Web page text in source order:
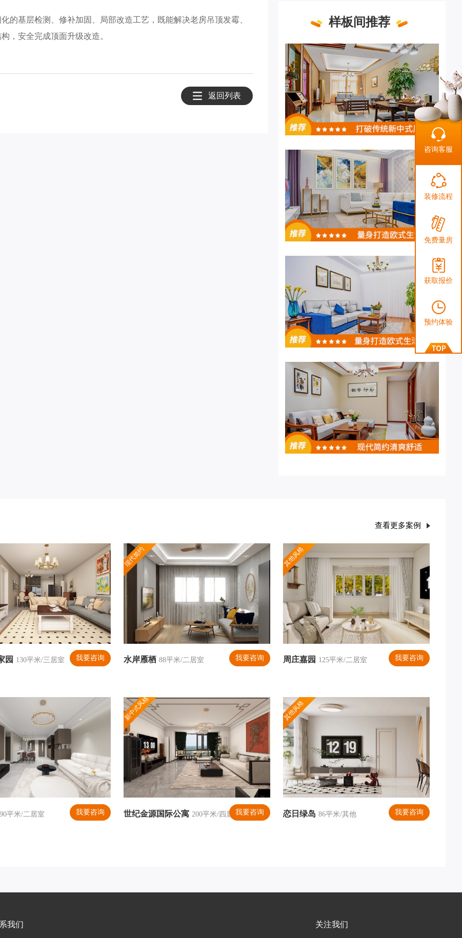
的基层检测、修补加固、局部改造工艺，既能解决老房吊顶发霉、
，安全完成顶面升级改造。
返回列表
样板间推荐
查看更多案例
园 130平米/三居室 我要咨询
现代简约
水岸雁栖 88平米/二居室 我要咨询
其他风格
周庄嘉园 125平米/二居室 我要咨询
90平米/二居室 我要咨询
新中式风格
世纪金源国际公寓 200平米/四居室我要咨询
其他风格
恋日绿岛 86平米/其他 我要咨询
我们 关注我们
咨询客服
装修流程
免费量房
获取报价
预约体验